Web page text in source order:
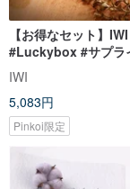
【お得なセット】
#Luckybox #サプラ
ス
IWI
5,083円
Pinkoi限定